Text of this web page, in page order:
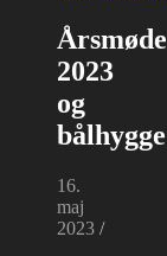
Årsmøde
2023
og
bålhygge
16.
maj
2023 /